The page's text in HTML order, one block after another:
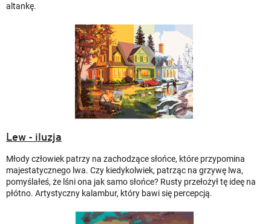
altankę.
Lew - iluzja
Młody człowiek patrzy na zachodzące słońce, które przypomina
majestatycznego lwa. Czy kiedykolwiek, patrząc na grzywę lwa,
pomyślałeś, że lśni ona jak samo słońce? Rusty przełożył tę ideę na
płótno. Artystyczny kalambur, który bawi się percepcją.